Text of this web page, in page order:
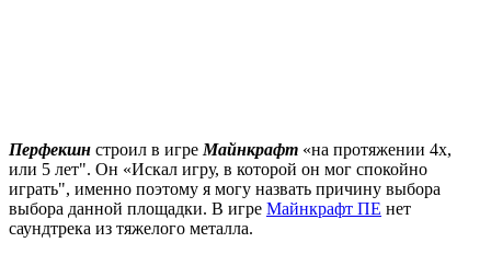
Перфекшн строил в игре Майнкрафт «на протяжении 4х,
или 5 лет". Он «Искал игру, в которой он мог спокойно
играть", именно поэтому я могу назвать причину выбора
выбора данной площадки. В игре Майнкрафт ПЕ нет
саундтрека из тяжелого металла.